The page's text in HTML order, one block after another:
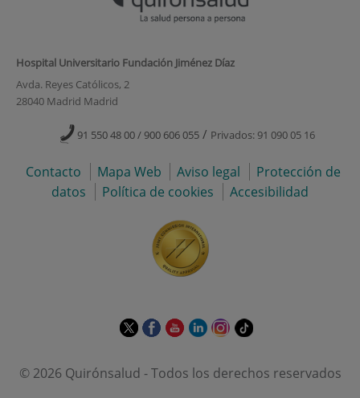
Hospital Universitario Fundación Jiménez Díaz
Avda. Reyes Católicos, 2
28040 Madrid Madrid
91 550 48 00 / 900 606 055 / Privados: 91 090 05 16
Contacto Mapa Web Aviso legal
Protección de
datos
Política de cookies Accesibilidad
Este
abrirá
Este
abrirá
Este
abrirá
Este
abrirá
Este
abrirá
Enlace
aplicación
© 2026 Quirónsalud - Todos los derechos reservados